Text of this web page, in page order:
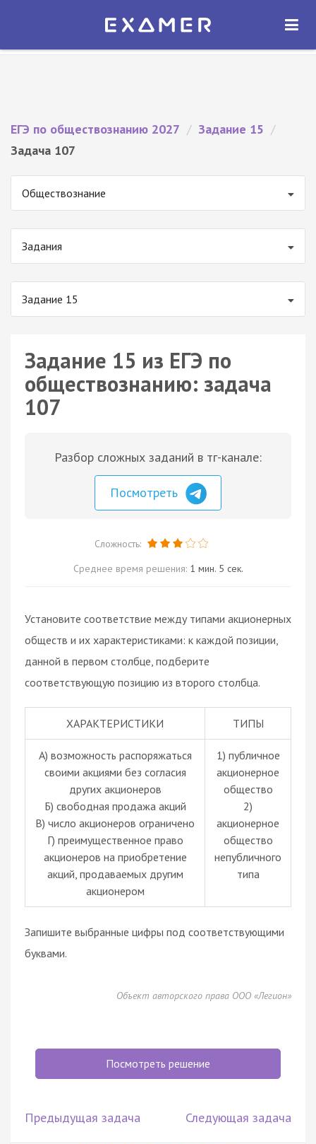
Экзамер — ЕГЭ 2027
ОТКРЫТЬ
ЕГЭ по обществознанию 2027 / Задание 15 /
Задача 107
Обществознание
Задания
Задание 15
Задание 15 из ЕГЭ по
обществознанию: задача
107
Разбор сложных заданий в тг-канале:
Посмотреть
Сложность:
Среднее время решения: 1 мин. 5 сек.
Установите соответствие между типами акционерных
обществ и их характеристиками: к каждой позиции,
данной в первом столбце, подберите
соответствующую позицию из второго столбца.
ХАРАКТЕРИСТИКИ ТИПЫ
А) возможность распоряжаться
своими акциями без согласия
других акционеров
Б) свободная продажа акций
В) число акционеров ограничено
Г) преимущественное право
акционеров на приобретение
акций, продаваемых другим
акционером
1) публичное
акционерное
общество
2)
акционерное
общество
непубличного
типа
Запишите выбранные цифры под соответствующими
буквами.
Объект авторского права ООО «Легион»
Посмотреть решение
Предыдущая задача Следующая задача